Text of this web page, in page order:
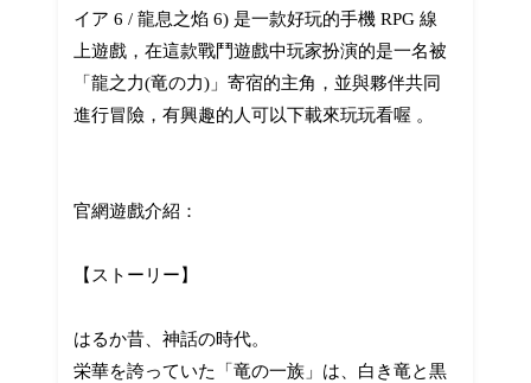
イア 6 / 龍息之焰 6) 是一款好玩的手機 RPG 線
上遊戲，在這款戰鬥遊戲中玩家扮演的是一名被
「龍之力(竜の力)」寄宿的主角，並與夥伴共同
進行冒險，有興趣的人可以下載來玩玩看喔 。
官網遊戲介紹：
【ストーリー】
はるか昔、神話の時代。
栄華を誇っていた「竜の一族」は、白き竜と黒